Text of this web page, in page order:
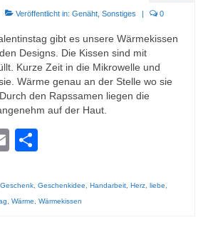
Veröffentlicht in: Genäht Sonstiges 0
gibt es unsere Wärmekissen
Designs. Die Kissen sind mit
Kurze Zeit in die Mikrowelle und
Wärme genau an der Stelle wo sie
den Rapssamen liegen die
auf der Haut.
Email
Geschenk, Geschenkidee, Handarbeit, Herz, liebe,
, Wärme, Wärmekissen